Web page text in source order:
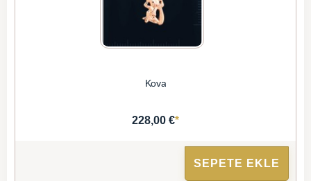
Kova
228,00 €*
SEPETE EKLE